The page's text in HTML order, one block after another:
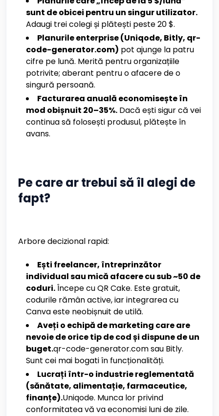
sunt de obicei pentru un singur utilizator.
Adaugi trei colegi și plătești peste 20 $.
Planurile enterprise (Uniqode, Bitly, qr-
code-generator.com) pot ajunge la patru
cifre pe lună. Merită pentru organizațiile
potrivite; aberant pentru o afacere de o
singură persoană.
Facturarea anuală economisește în
mod obișnuit 20–35%. Dacă ești sigur că vei
continua să folosești produsul, plătește în
avans.
Pe care ar trebui să îl alegi de
fapt?
Arbore decizional rapid:
Ești freelancer, întreprinzător
individual sau mică afacere cu sub ~50 de
coduri.Începe cu QR Cake. Este gratuit,
codurile rămân active, iar integrarea cu
Canva este neobișnuit de utilă.
Aveți o echipă de marketing care are
nevoie de orice tip de cod și dispune de un
buget.qr-code-generator.com sau Bitly.
Sunt cei mai bogati în funcționalități.
Lucrați într-o industrie reglementată
(sănătate, alimentație, farmaceutice,
finanțe).Uniqode. Munca lor privind
conformitatea vă va economisi luni de zile.